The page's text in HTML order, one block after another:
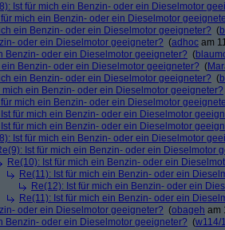
Ist für mich ein Benzin- oder ein Dieselmotor
für mich ein Benzin- oder ein Dieselmotor
ein Benzin- oder ein Dieselmotor geeigneter? (
oder ein Dieselmotor geeigneter? (adhoc am
Benzin- oder ein Dieselmotor geeigneter? (
ein Benzin- oder ein Dieselmotor geeigneter? (
ein Benzin- oder ein Dieselmotor geeigneter? (
mich ein Benzin- oder ein Dieselmotor geeigneter?
für mich ein Benzin- oder ein Dieselmotor
Ist für mich ein Benzin- oder ein Dieselmotor
Ist für mich ein Benzin- oder ein Dieselmotor
Ist für mich ein Benzin- oder ein Dieselmotor
Ist für mich ein Benzin- oder ein Dieselmotor
Re(10): Ist für mich ein Benzin- oder ein
Re(11): Ist für mich ein Benzin- oder ein
Re(12): Ist für mich ein Benzin- oder ein
Re(11): Ist für mich ein Benzin- oder ein
oder ein Dieselmotor geeigneter? (obageh am
Benzin- oder ein Dieselmotor geeigneter? (w114/